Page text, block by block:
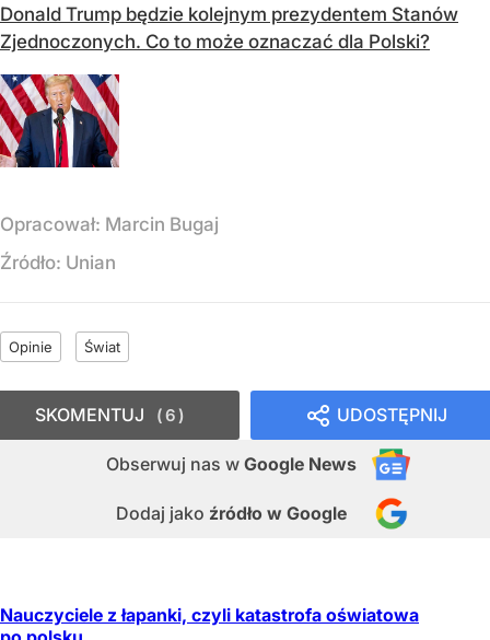
Donald Trump będzie kolejnym prezydentem Stanów
Zjednoczonych. Co to może oznaczać dla Polski?
Opracował: Marcin Bugaj
Źródło: Unian
Opinie Świat
UDOSTĘPNIJ
Obserwuj nas w Google News
Dodaj jako źródło w Google
SKOMENTUJ 6
Nauczyciele z łapanki, czyli katastrofa oświatowa